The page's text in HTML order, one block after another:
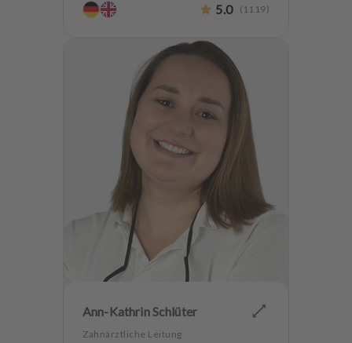
Hochwertiger Zahnersatz
Zahnerhaltung
5.0 ( 1119)
Ann-Kathrin Schlüter
Zahnärztliche Leitung